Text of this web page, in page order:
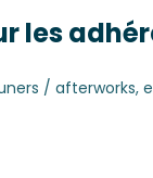
les
/ afterworks,